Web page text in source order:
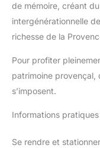
de mémoire, créant
intergénérationnelle
richesse de la
Pour profiter
patrimoine provençal,
s’imposent.
Informations
Se rendre et stationner